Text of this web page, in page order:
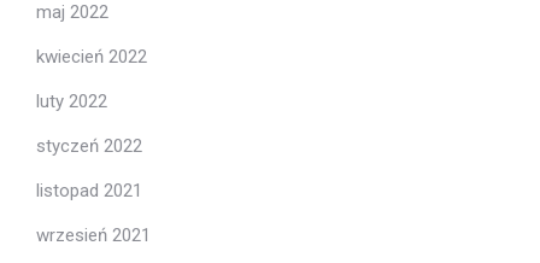
maj 2022
kwiecień 2022
luty 2022
styczeń 2022
listopad 2021
wrzesień 2021